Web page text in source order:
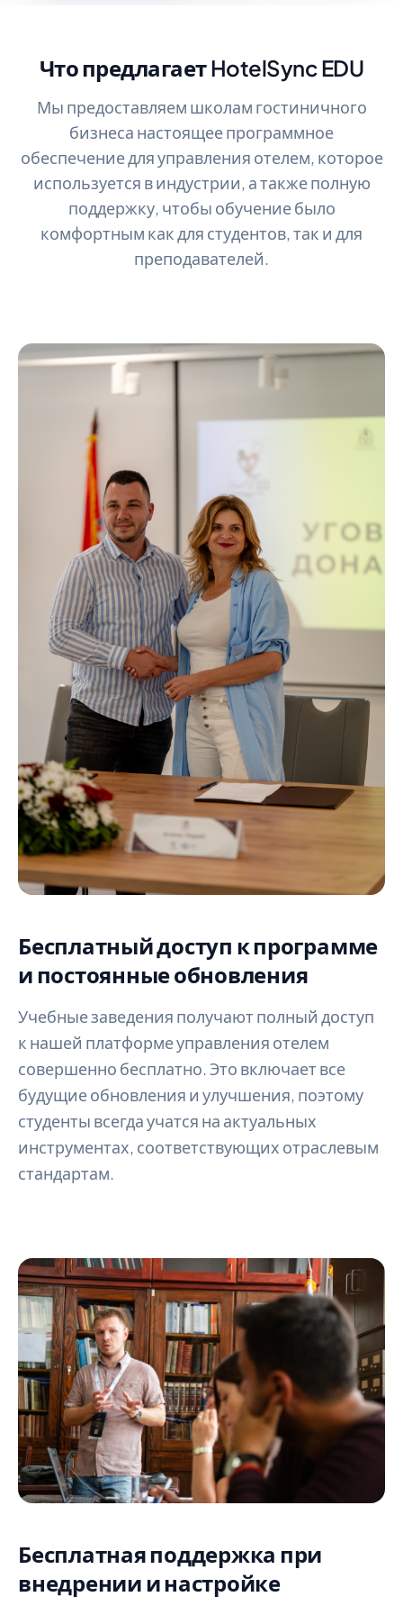
Что предлагает HotelSync EDU
Мы предоставляем школам гостиничного
бизнеса настоящее программное
обеспечение для управления отелем, которое
используется в индустрии, а также полную
поддержку, чтобы обучение было
комфортным как для студентов, так и для
преподавателей.
Бесплатный доступ к программе
и постоянные обновления
Учебные заведения получают полный доступ
к нашей платформе управления отелем
совершенно бесплатно. Это включает все
будущие обновления и улучшения, поэтому
студенты всегда учатся на актуальных
инструментах, соответствующих отраслевым
стандартам.
Бесплатная поддержка при
внедрении и настройке